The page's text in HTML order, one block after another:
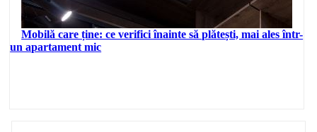
Mobilă care ține: ce verifici înainte să plătești, mai ales într-
un apartament mic